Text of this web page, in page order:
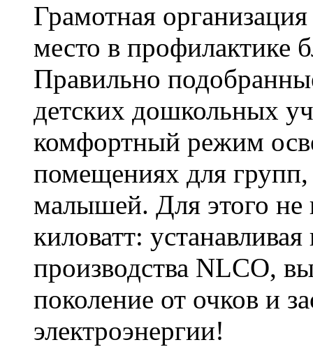
Грамотная
место в профилактике
Правильно
детских дошкольных
комфортный режим
помещениях для групп,
малышей. Для этого не
киловатт:
производства NLCO,
поколение от очков и
электроэнергии!